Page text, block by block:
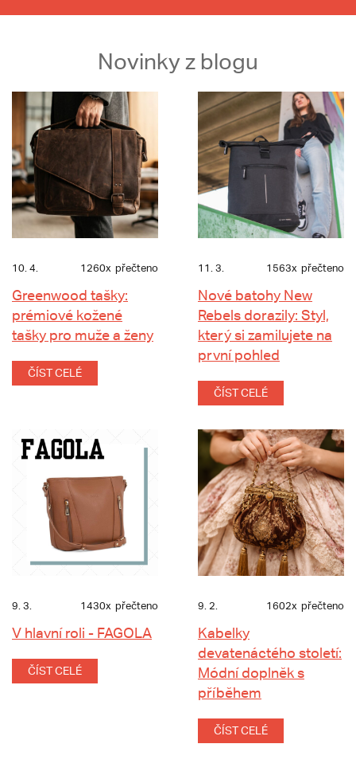
Novinky z blogu
10. 4. 1260x přečteno
Greenwood tašky:
prémiové kožené
tašky pro muže a ženy
ČÍST CELÉ
11. 3. 1563x přečteno
Nové batohy New
Rebels dorazily: Styl,
který si zamilujete na
první pohled
ČÍST CELÉ
9. 3. 1430x přečteno
V hlavní roli - FAGOLA
ČÍST CELÉ
9. 2. 1602x přečteno
Kabelky
devatenáctého století:
Módní doplněk s
příběhem
ČÍST CELÉ